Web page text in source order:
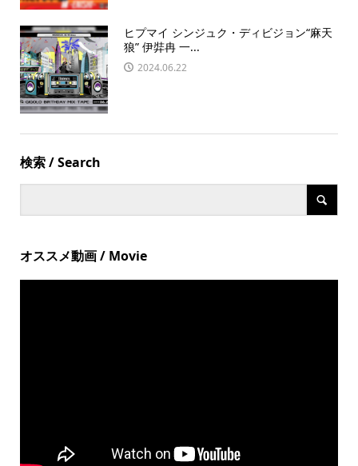
ヒプマイ シンジュク・ディビジョン“麻天
狼” 伊弉冉 一...
2024.06.22
検索 / Search
オススメ動画 / Movie